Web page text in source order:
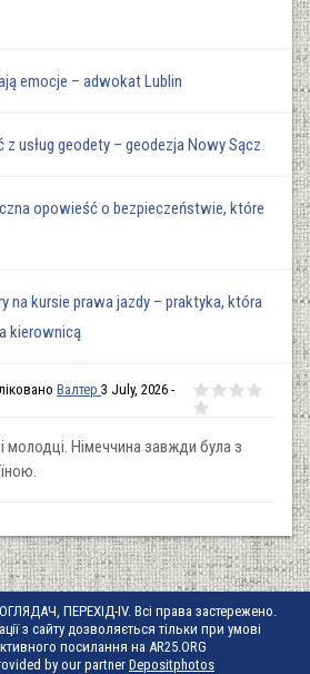
emocje – adwokat Lublin
usług geodety – geodezja Nowy Sącz
opowieść o bezpieczeństwie, które
na kursie prawa jazdy – praktyka, która
kierownicą
Валтер 3 July, 2026 -
молодці. Німеччина завжди була з
ПЕРЕХІД-IV. Всі права застережено.
з сайту дозволяється тільки при умові
посилання на AR25.ORG
by our partner Depositphotos